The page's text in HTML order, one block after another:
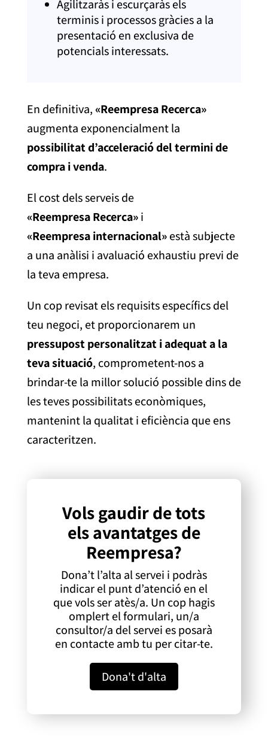
Agilitzaràs i escurçaràs els
terminis i processos gràcies a la
presentació en exclusiva de
potencials interessats.
En definitiva, «ReempresaRecerca»
augmenta exponencialmentla
possibilitatd’acceleració del termini de
compra i venda.
El cost dels serveis de
«ReempresaRecerca»i
«Reempresainternacional»està subjecte
a una anàlisi i avaluació exhaustiu previ de
la teva empresa.
Un cop revisat elsrequisitsespecífics del
teu negoci, et proporcionarem un
pressupost personalitzat i adequat a la
teva situació, comprometent-nos a
brindar-te la millor solució possible dins de
les teves possibilitats econòmiques,
mantenint la qualitat i eficiència que ens
caracteritzen.
Vols gaudir de tots
els avantatges de
Reempresa?
Dona’t l’alta al servei i podràs
indicar el punt d’atenció en el
que vols ser atès/a. Un cop hagis
omplert el formulari, un/a
consultor/a del servei es posarà
en contacte amb tu per citar-te.
Dona't d'alta